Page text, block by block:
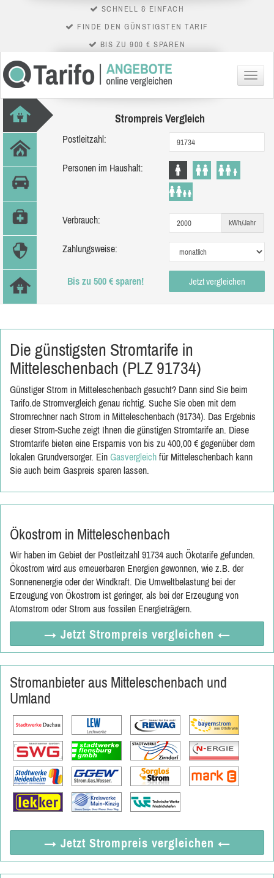
SCHNELL & EINFACH
FINDE DEN GÜNSTIGSTEN TARIF
BIS ZU 900 € SPAREN
Menü
Strompreis Vergleich
Postleitzahl:
Personen im Haushalt:
Verbrauch: kWh/Jahr
Zahlungsweise:
Bis zu 500 € sparen! Jetzt vergleichen
Die günstigsten Stromtarife in
Mitteleschenbach (PLZ 91734)
Günstiger Strom in Mitteleschenbach gesucht? Dann sind Sie beim
Tarifo.de Stromvergleich genau richtig. Suche Sie oben mit dem
Stromrechner nach Strom in Mitteleschenbach (91734). Das Ergebnis
dieser Strom-Suche zeigt Ihnen die günstigen Stromtarife an. Diese
Stromtarife bieten eine Ersparnis von bis zu 400,00 € gegenüber dem
lokalen Grundversorger. Ein Gasvergleich für Mitteleschenbach kann
Sie auch beim Gaspreis sparen lassen.
Ökostrom in Mitteleschenbach
Wir haben im Gebiet der Postleitzahl 91734 auch Ökotarife gefunden.
Ökostrom wird aus erneuerbaren Energien gewonnen, wie z.B. der
Sonnenenergie oder der Windkraft. Die Umweltbelastung bei der
Erzeugung von Ökostrom ist geringer, als bei der Erzeugung von
Atomstrom oder Strom aus fossilen Energieträgern.
→ Jetzt Strompreis vergleichen ←
Stromanbieter aus Mitteleschenbach und
Umland
→ Jetzt Strompreis vergleichen ←